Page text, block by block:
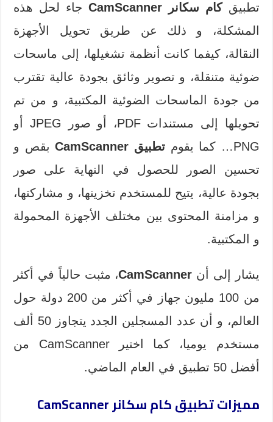
تطبيقكام سكانر CamScanner
جاء لحل هذه
المشكلة، و ذلك عن طريق تحويل الأجهزة
النقالة، كيفما كانت أنظمة تشغيلها، إلى ماسحات
ضوئية متنقلة، و تصوير وثائق بجودة عالية تقترب
من جودة الماسحات الضوئية المكتبية، و من تم
تحويلها إلى مستندات PDF، أو صور JPEG أو
PNG… كما يقوم
تطبيق CamScanner
بقص و
تحسين الصور للحصول في النهاية على صور
بجودة عالية، يتيح للمستخدم تخزينها، و مشاركتها،
و مزامنة المحتوى بين مختلف الأجهزة المحمولة
و المكتبية.
يشار إلى أن CamScanner، مثبت حالياً في أكثر
من 100 مليون جهاز في أكثر من 200 دولة حول
العالم، و أن عدد المسجلين الجدد يتجاوز 50 ألف
مستخدم يوميا، كما اختير CamScanner من
أفضل 50 تطبيق في العام الماضي.
مميزات تطبيق كام سكانر CamScanner